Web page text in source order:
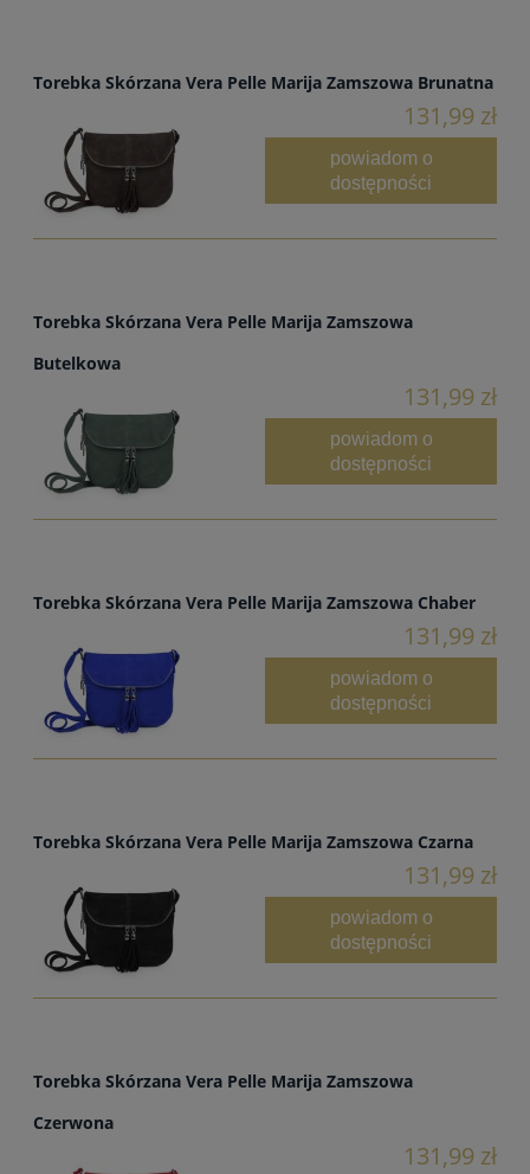
Torebka Skórzana Vera Pelle Marija Zamszowa Brunatna
131,99 zł
powiadom o
dostępności
Torebka Skórzana Vera Pelle Marija Zamszowa
Butelkowa
131,99 zł
powiadom o
dostępności
Torebka Skórzana Vera Pelle Marija Zamszowa Chaber
131,99 zł
powiadom o
dostępności
Torebka Skórzana Vera Pelle Marija Zamszowa Czarna
131,99 zł
powiadom o
dostępności
Torebka Skórzana Vera Pelle Marija Zamszowa
Czerwona
131,99 zł